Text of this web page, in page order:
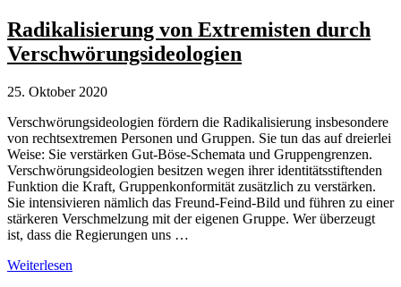
Kontext
von
Verschwörungstheorien
Radikalisierung von Extremisten durch
Verschwörungsideologien
25. Oktober 2020
Verschwörungsideologien fördern die Radikalisierung insbesondere
von rechtsextremen Personen und Gruppen. Sie tun das auf dreierlei
Weise: Sie verstärken Gut-Böse-Schemata und Gruppengrenzen.
Verschwörungsideologien besitzen wegen ihrer identitätsstiftenden
Funktion die Kraft, Gruppenkonformität zusätzlich zu verstärken.
Sie intensivieren nämlich das Freund-Feind-Bild und führen zu einer
stärkeren Verschmelzung mit der eigenen Gruppe. Wer überzeugt
ist, dass die Regierungen uns …
Radikalisierung
Weiterlesen